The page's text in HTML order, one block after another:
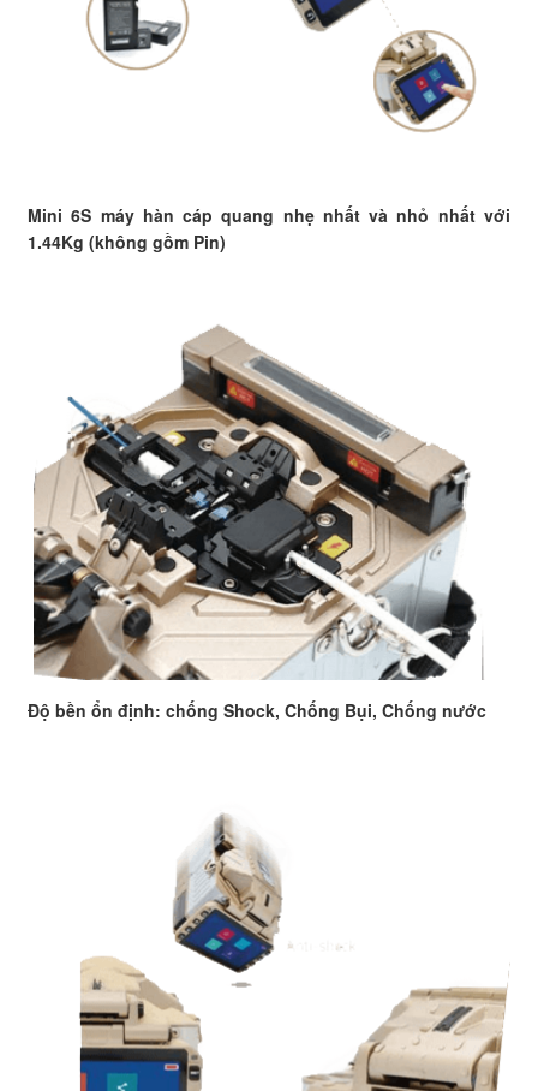
Mini 6S máy hàn cáp quang nhẹ nhất và nhỏ nhất với
1.44Kg (không gồm Pin)
Độ bền ổn định: chống Shock, Chống Bụi, Chống nước